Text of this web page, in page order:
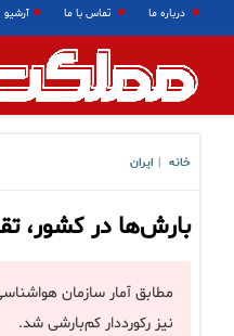
درباره ما تماس با ما آرشیو
خانه ایران
بارش‌ها در کشور،
نیز رکورددار کم‌بارشی شد.